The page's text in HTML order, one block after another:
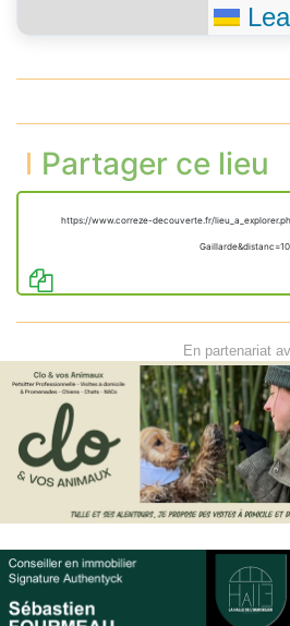
Partager ce lieu
https://www.correze-decouverte.fr/
Gaillarde&distanc=10
En partenariat